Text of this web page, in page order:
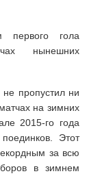
первого гола
нынешних
пропустил ни
на зимних
2015-го года
Этот
за всю
в зимнем